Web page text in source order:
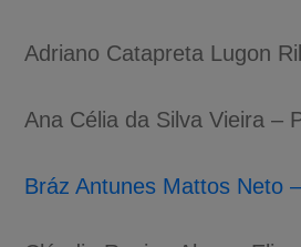
Adriano Catapreta Lugon
Ana Célia da Silva Vieira –
Bráz Antunes Mattos Neto